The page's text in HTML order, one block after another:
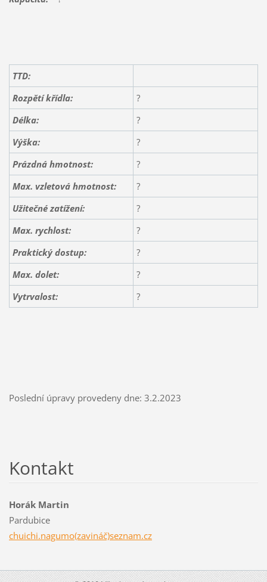
TTD:
Rozpětí křídla:
?
Délka:
?
Výška:
?
Prázdná hmotnost:
?
Max. vzletová hmotnost:
?
Užitečné zatížení:
?
Max. rychlost:
?
Praktický dostup:
?
Max. dolet:
?
Vytrvalost:
?
Poslední úpravy provedeny dne: 3.2.2023
Kontakt
Horák Martin
Pardubice
chuichi.nagumo(zavináč)seznam.cz